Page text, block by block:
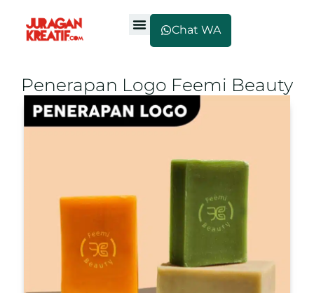
Chat WA
Penerapan Logo Feemi Beauty